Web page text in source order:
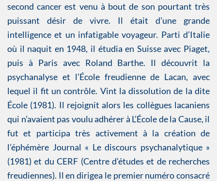
second cancer est venu à bout de son pourtant très
puissant désir de vivre. Il était d’une grande
intelligence et un infatigable voyageur. Parti d’Italie
où il naquit en 1948, il étudia en Suisse avec Piaget,
puis à Paris avec Roland Barthe. Il découvrit la
psychanalyse et l’École freudienne de Lacan, avec
lequel il fit un contrôle. Vint la dissolution de la dite
École (1981). Il rejoignit alors les collègues lacaniens
qui n’avaient pas voulu adhérer à L’École de la Cause, il
fut et participa très activement à la création de
l’éphémère Journal « Le discours psychanalytique »
(1981) et du CERF (Centre d’études et de recherches
freudiennes). Il en dirigea le premier numéro consacré